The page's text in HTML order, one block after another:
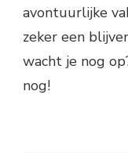
avontuurlijke
zeker een
wacht je nog
nog!